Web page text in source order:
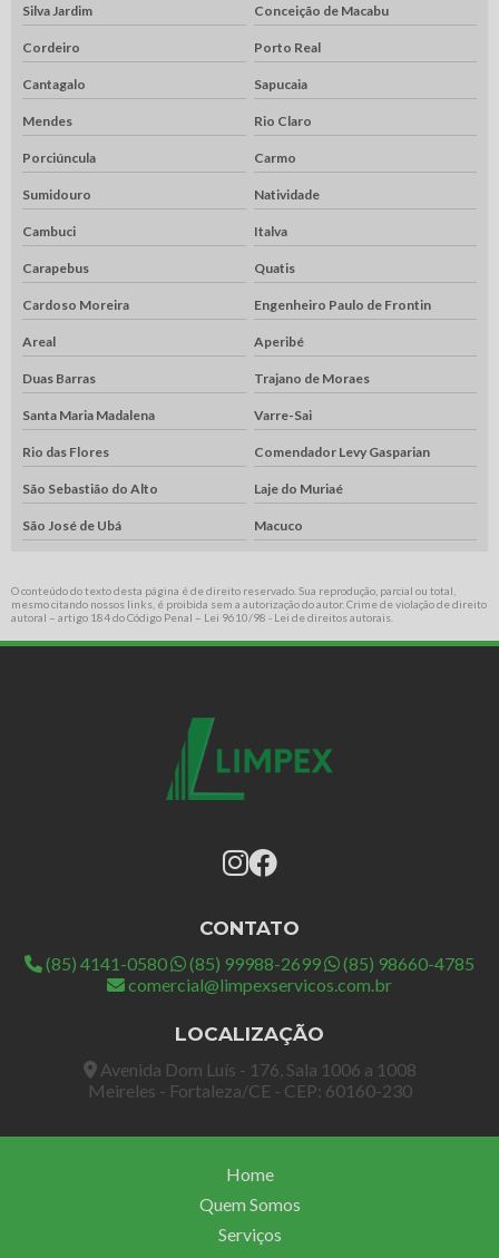
Silva Jardim Conceição de Macabu
Cordeiro Porto Real
Cantagalo Sapucaia
Mendes Rio Claro
Porciúncula Carmo
Sumidouro Natividade
Cambuci Italva
Carapebus Quatis
Cardoso Moreira Engenheiro Paulo de Frontin
Areal Aperibé
Duas Barras Trajano de Moraes
Santa Maria Madalena Varre-Sai
Rio das Flores Comendador Levy Gasparian
São Sebastião do Alto Laje do Muriaé
São José de Ubá Macuco
O conteúdo do texto desta página é de direito reservado. Sua reprodução, parcial ou total,
mesmo citando nossos links, é proibida sem a autorização do autor. Crime de violação de direito
autoral – artigo 184 do Código Penal – Lei 9610/98 - Lei de direitos autorais
CONTATO
(85) 4141-0580 (85) 99988-2699
(85) 98660-4785
comercial@limpexservicos.com.br
LOCALIZAÇÃO
Avenida Dom Luís - 176, Sala 1006 a 1008
Meireles - Fortaleza/CE - CEP: 60160-230
Home
Quem Somos
Serviços